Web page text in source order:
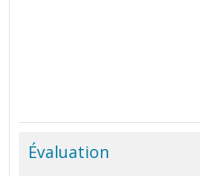
Évaluation